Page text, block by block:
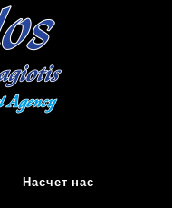
Насчет нас